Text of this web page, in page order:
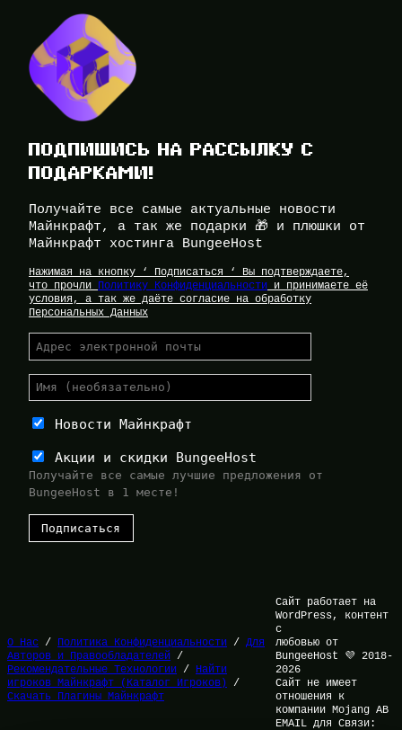
ПОДПИШИСЬ НА РАССЫЛКУ С
ПОДАРКАМИ!
Получайте все самые актуальные новости
Майнкрафт, а так же подарки 🎁 и плюшки от
Майнкрафт хостинга BungeeHost
Нажимая на кнопку ‘ Подписаться ‘ Вы подтверждаете,
что прочли Политику Конфиденциальности и принимаете её
условия, а так же даёте согласие на обработку
Персональных Данных
Новости Майнкрафт
Акции и скидки BungeeHost
Получайте все самые лучшие предложения от
BungeeHost в 1 месте!
О Нас / Политика Конфиденциальности / Для
Авторов и Правообладателей /
Рекомендательные Технологии / Найти
игроков Майнкрафт (Каталог Игроков) /
Скачать Плагины Майнкрафт
Сайт работает на
WordPress, контент
с
любовью от
BungeeHost 💜 2018-
2026
Сайт не имеет
отношения к
компании Mojang AB
EMAIL для Связи: